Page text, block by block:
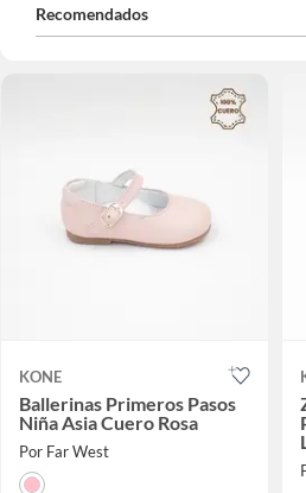
Recomendados
KONE
Ballerinas Primeros Pasos
Niña Asia Cuero Rosa
Por Far West